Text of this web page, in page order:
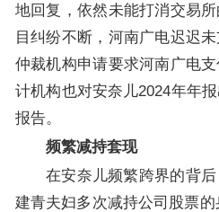
地回复，依然未能打消交易
目纠纷不断，河南广电迟迟
仲裁机构申请要求河南广电
计机构也对安奈儿2024年年
报告。
频繁减持套现
在安奈儿频繁跨界的背
建青夫妇多次减持公司股票